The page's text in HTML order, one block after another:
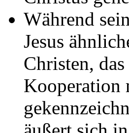
Während
Jesus
Christen,
Kooperation